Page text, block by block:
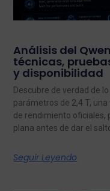
Análisis del
técnicas,
y disponibilidad
Descubre de verdad de
parámetros de 2,4 T,
de rendimiento oficiales,
plana antes de dar el
Seguir Leyendo